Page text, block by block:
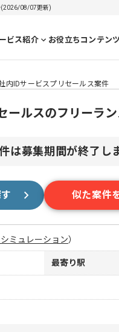
(2026/08/07更新)
ビス紹介 お役立ちコンテンツ
内IDサービスプリセールス案件
ールスのフリーラ
は募集期間が終了し
似た案件
ミュレーション）
最寄り駅